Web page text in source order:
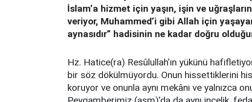
İslam’a hizmet için yaşın, işin ve
veriyor, Muhammed’i gibi Allah için
aynasıdır” hadisinin ne kadar doğru
Hz. Hatice(ra) Resûlullah’ın yükünü
bir söz dökülmüyordu. Onun hissettiklerini
koruyor ve onunla aynı mekânı ve yalnızca